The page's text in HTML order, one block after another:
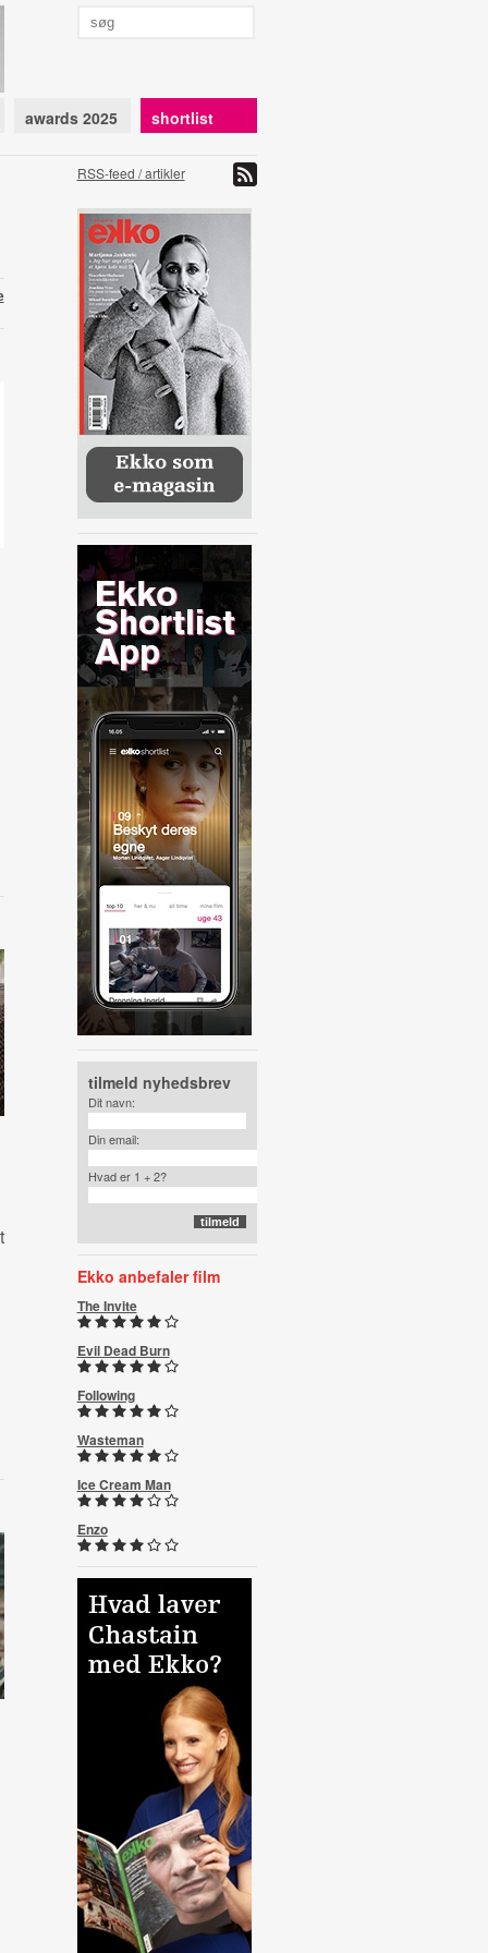
awards 2025 shortlist
RSS-feed / artikler
tilmeld nyhedsbrev
Dit navn:
Din email:
Hvad er 1 + 2?
Ekko anbefaler film
The Invite
Evil Dead Burn
Following
Wasteman
Ice Cream Man
Enzo